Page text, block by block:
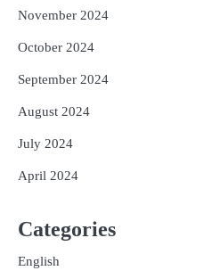
November 2024
October 2024
September 2024
August 2024
July 2024
April 2024
Categories
English